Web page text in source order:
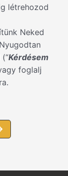
létrehozod
Neked
Kérdésem
foglalj